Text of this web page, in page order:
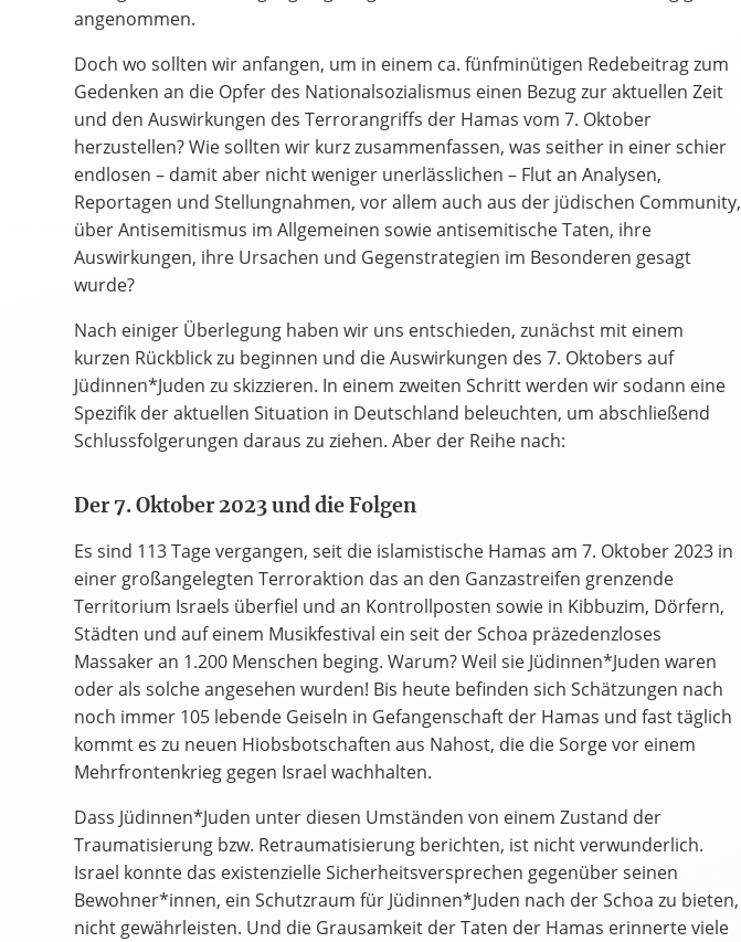
angenommen.
Doch wo sollten wir anfangen, um in einem ca. fünfminütigen Redebeitrag zum
Gedenken an die Opfer des Nationalsozialismus einen Bezug zur aktuellen Zeit
und den Auswirkungen des Terrorangriffs der Hamas vom 7. Oktober
herzustellen? Wie sollten wir kurz zusammenfassen, was seither in einer schier
endlosen – damit aber nicht weniger unerlässlichen – Flut an Analysen,
Reportagen und Stellungnahmen, vor allem auch aus der jüdischen Community,
über Antisemitismus im Allgemeinen sowie antisemitische Taten, ihre
Auswirkungen, ihre Ursachen und Gegenstrategien im Besonderen gesagt
wurde?
Nach einiger Überlegung haben wir uns entschieden, zunächst mit einem
kurzen Rückblick zu beginnen und die Auswirkungen des 7. Oktobers auf
Jüdinnen*Juden zu skizzieren. In einem zweiten Schritt werden wir sodann eine
Spezifik der aktuellen Situation in Deutschland beleuchten, um abschließend
Schlussfolgerungen daraus zu ziehen. Aber der Reihe nach:
Der 7. Oktober 2023 und die Folgen
Es sind 113 Tage vergangen, seit die islamistische Hamas am 7. Oktober 2023 in
einer großangelegten Terroraktion das an den Ganzastreifen grenzende
Territorium Israels überfiel und an Kontrollposten sowie in Kibbuzim, Dörfern,
Städten und auf einem Musikfestival ein seit der Schoa präzedenzloses
Massaker an 1.200 Menschen beging. Warum? Weil sie Jüdinnen*Juden waren
oder als solche angesehen wurden! Bis heute befinden sich Schätzungen nach
noch immer 105 lebende Geiseln in Gefangenschaft der Hamas und fast täglich
kommt es zu neuen Hiobsbotschaften aus Nahost, die die Sorge vor einem
Mehrfrontenkrieg gegen Israel wachhalten.
Dass Jüdinnen*Juden unter diesen Umständen von einem Zustand der
Traumatisierung bzw. Retraumatisierung berichten, ist nicht verwunderlich.
Israel konnte das existenzielle Sicherheitsversprechen gegenüber seinen
Bewohner*innen, ein Schutzraum für Jüdinnen*Juden nach der Schoa zu bieten,
nicht gewährleisten. Und die Grausamkeit der Taten der Hamas erinnerte viele